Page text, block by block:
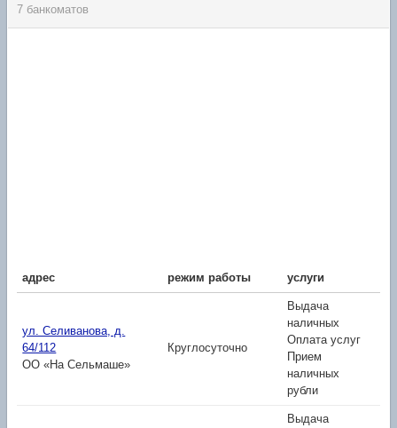
7 банкоматов
адрес режим работы услуги
ул. Селиванова, д.
64/112
ОО «На Сельмаше»
Круглосуточно
Выдача
наличных
Оплата услуг
Прием
наличных
рубли
Выдача